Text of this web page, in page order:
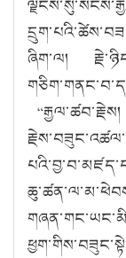
ཞིག་ལ།
“